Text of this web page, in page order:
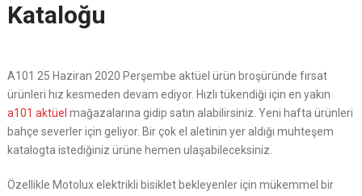
Kataloğu
A101 25 Haziran 2020 Perşembe aktüel ürün broşüründe fırsat
ürünleri hız kesmeden devam ediyor. Hızlı tükendiği için en yakın
a101 aktüel mağazalarına gidip satın alabilirsiniz. Yeni hafta ürünleri
bahçe severler için geliyor. Bir çok el aletinin yer aldığı muhteşem
katalogta istediğiniz ürüne hemen ulaşabileceksiniz.
Özellikle Motolux elektrikli bisiklet bekleyenler için mükemmel bir